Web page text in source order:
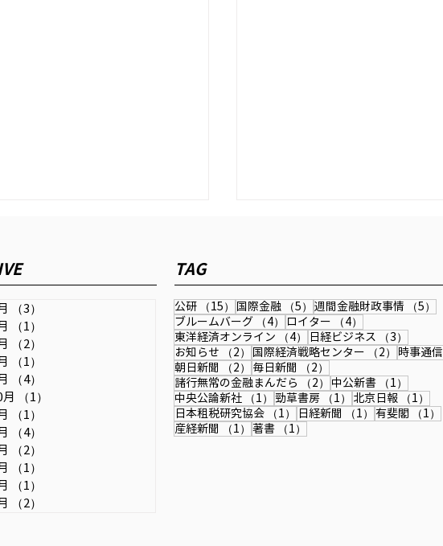
行き過ぎた円安で日本の国
弱まる』
年6月11日配信の時事通信社
時事ドットコム」に取材記事が
載されました。 為替・金融政
・成長戦略・中国との関係など
扱っています。 【詳報】中尾
彦元財務官「日銀は利上げ継続
、金融政策正常化を」＝行き過
た円安で日本の国力弱まる＃取
班インタビュー：時事ドットコ
されました。
（3）
（1）
（2）
（1）
（4）
（1）
（1）
（4）
（2）
（1）
（1）
（2）
TAG
公研 （15） 15件の記事
国際金融 （5） 5件の記事
週間金融財政事情 （5）
ブルームバーグ
（4） 4件の記事
ロイター （4）
東洋経済オンライン
（4） 4件の記事
日経ビジネス （3）
お知らせ
（2） 2件の記事
国際経済戦略センター （2） 2件の記事
時事通信
朝日新聞
（2） 2件の記事
毎日新聞 （2）
諸行無常の金融まんだら
（2） 2件の記事
中公新書 （1）
中央公論新社
（1） 1件の記事
勁草書房 （1） 1件の記事
北京日報 （1）
日本租税研究協会
（1） 1件の記事
日経新聞 （1） 1件の記事
有斐閣 （1）
産経新聞
（1） 1件の記事
著書 （1）